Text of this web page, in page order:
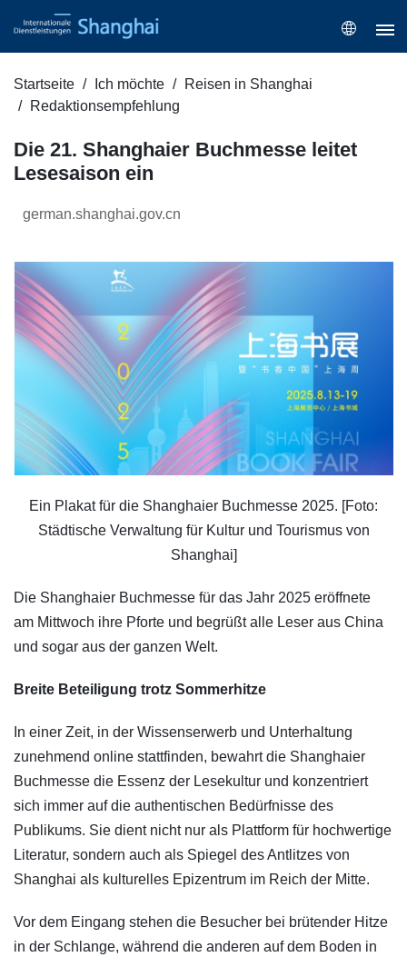
Startseite Ich möchte
Reisen in Shanghai
Redaktionsempfehlung
Die 21. Shanghaier Buchmesse leitet
Lesesaison ein
german.shanghai.gov.cn
Ein Plakat für die Shanghaier Buchmesse 2025. [Foto:
Städtische Verwaltung für Kultur und Tourismus von
Shanghai]
Die Shanghaier Buchmesse für das Jahr 2025 eröffnete
am Mittwoch ihre Pforte und begrüßt alle Leser aus China
und sogar aus der ganzen Welt.
Breite Beteiligung trotz Sommerhitze
In einer Zeit, in der Wissenserwerb und Unterhaltung
zunehmend online stattfinden, bewahrt die Shanghaier
Buchmesse die Essenz der Lesekultur und konzentriert
sich immer auf die authentischen Bedürfnisse des
Publikums. Sie dient nicht nur als Plattform für hochwertige
Literatur, sondern auch als Spiegel des Antlitzes von
Shanghai als kulturelles Epizentrum im Reich der Mitte.
Vor dem Eingang stehen die Besucher bei brütender Hitze
in der Schlange, während die anderen auf dem Boden in